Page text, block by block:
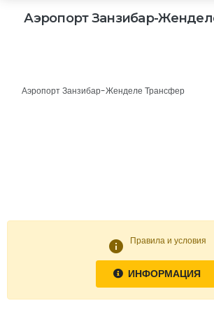
Аэропорт Занзибар-
Аэропорт Занзибар-Женделе Трансфер
info Правила и условия
ИНФОРМАЦИЯ